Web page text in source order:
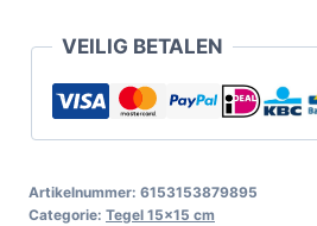
VEILIG BETALEN
Artikelnummer: 6153153879895
Categorie: Tegel 15x15 cm